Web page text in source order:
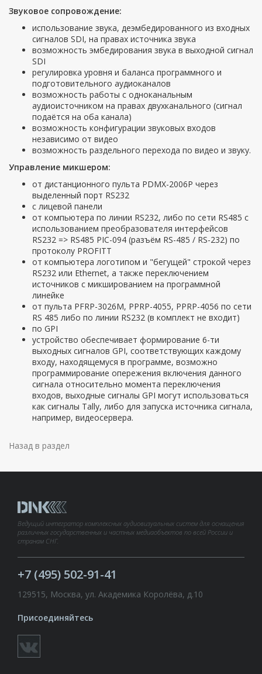
Звуковое сопровождение:
использование звука, деэмбедированного из входных
сигналов SDI, на правах источника звука
возможность эмбедирования звука в выходной сигнал
SDI
регулировка уровня и баланса программного и
подготовительного аудиоканалов
возможность работы с одноканальным
аудиоисточником на правах двухканального (сигнал
подаётся на оба канала)
возможность конфигурации звуковых входов
независимо от видео
возможность раздельного перехода по видео и звуку.
Управление микшером:
от дистанционного пульта PDMX-2006P через
выделенный порт RS232
с лицевой панели
от компьютера по линии RS232, либо по сети RS485 с
использованием преобразователя интерфейсов
RS232 => RS485 PIC-094 (разъём RS-485 / RS-232) по
протоколу PROFITT
от компьютера логотипом и "бегущей" строкой через
RS232 или Ethernet, а также переключением
источников с микшированием на программной
линейке
от пульта PFRP-3026M, PPRP-4055, PPRP-4056 по сети
RS 485 либо по линии RS232 (в комплект не входит)
по GPI
устройство обеспечивает формирование 6-ти
выходных сигналов GPI, соответствующих каждому
входу, находящемуся в программе, возможно
программирование опережения включения данного
сигнала относительно момента переключения
входов, выходные сигналы GPI могут использоваться
как сигналы Tally, либо для запуска источника сигнала,
например, видеосервера.
Назад в раздел
Ведущий интегратор комплексных аудиовизуальных систем для оснащения
различных государственных и частных медиаобъектов по всей России и
странам СНГ.
+7 (495) 502-91-41
129515, Москва, ул. Академика Королёва, д.10
Присоединяйтесь